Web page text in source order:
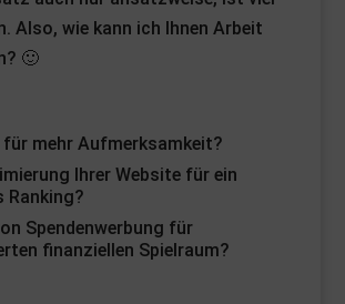
Also, wie kann ich Ihnen Arbeit
🙂
für mehr Aufmerksamkeit?
Ihrer Website für ein
Ranking?
Spendenwerbung für
finanziellen Spielraum?